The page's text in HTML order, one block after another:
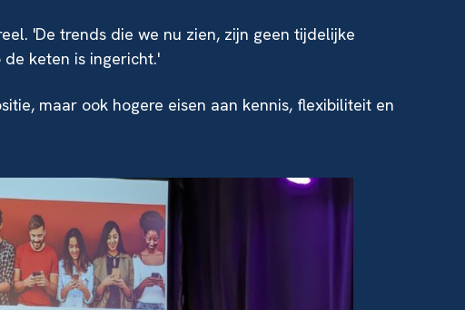
'De trends die we nu zien, zijn geen tijdelijke
keten is ingericht.'
maar ook hogere eisen aan kennis, flexibiliteit en